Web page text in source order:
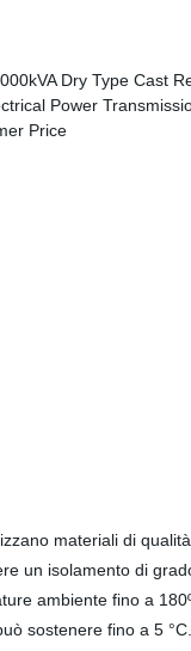
materiali di qualità
un isolamento di
ambiente fino a
sostenere fino a 5 °C.